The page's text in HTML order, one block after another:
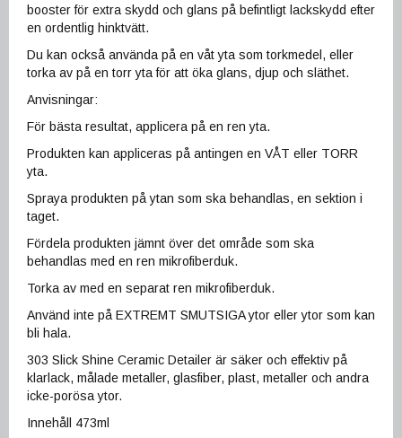
booster för extra skydd och glans på befintligt lackskydd efter
en ordentlig hinktvätt.
Du kan också använda på en våt yta som torkmedel, eller
torka av på en torr yta för att öka glans, djup och släthet.
Anvisningar:
För bästa resultat, applicera på en ren yta.
Produkten kan appliceras på antingen en VÅT eller TORR
yta.
Spraya produkten på ytan som ska behandlas, en sektion i
taget.
Fördela produkten jämnt över det område som ska
behandlas med en ren mikrofiberduk.
Torka av med en separat ren mikrofiberduk.
Använd inte på EXTREMT SMUTSIGA ytor eller ytor som kan
bli hala.
303 Slick Shine Ceramic Detailer är säker och effektiv på
klarlack, målade metaller, glasfiber, plast, metaller och andra
icke-porösa ytor.
Innehåll 473ml